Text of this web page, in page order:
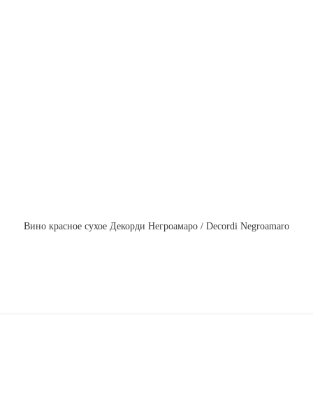
Вино красное сухое Декорди Негроамаро / Decordi Negroamaro